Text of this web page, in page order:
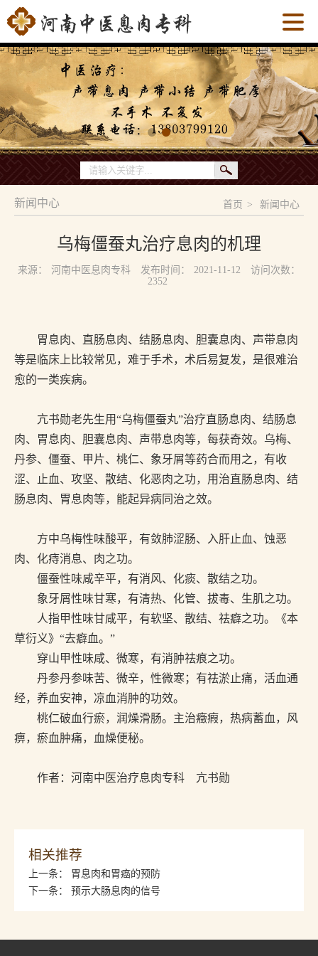
新闻中心 首页 > 新闻中心
乌梅僵蚕丸治疗息肉的机理
来源： 河南中医息肉专科 发布时间： 2021-11-12
访问次数：
2352
胃息肉、直肠息肉、结肠息肉、胆囊息肉、声带息肉
等是临床上比较常见，难于手术，术后易复发，是很难治
愈的一类疾病。
亢书勋老先生用“乌梅僵蚕丸”治疗直肠息肉、结肠息
肉、胃息肉、胆囊息肉、声带息肉等，每获奇效。乌梅、
丹参、僵蚕、甲片、桃仁、象牙屑等药合而用之，有收
涩、止血、攻坚、散结、化恶肉之功，用治直肠息肉、结
肠息肉、胃息肉等，能起异病同治之效。
方中乌梅性味酸平，有敛肺涩肠、入肝止血、蚀恶
肉、化痔消息、肉之功。
僵蚕性味咸辛平，有消风、化痰、散结之功。
象牙屑性味甘寒，有清热、化管、拔毒、生肌之功。
人指甲性味甘咸平，有软坚、散结、祛癖之功。《本
草衍义》“去癖血。”
穿山甲性味咸、微寒，有消肿祛痕之功。
丹参丹参味苦、微辛，性微寒；有祛淤止痛，活血通
经，养血安神，凉血消肿的功效。
桃仁破血行瘀，润燥滑肠。主治癥瘕，热病蓄血，风
痹，瘀血肿痛，血燥便秘。
作者：河南中医治疗息肉专科 亢书勋
相关推荐
上一条： 胃息肉和胃癌的预防
下一条： 预示大肠息肉的信号